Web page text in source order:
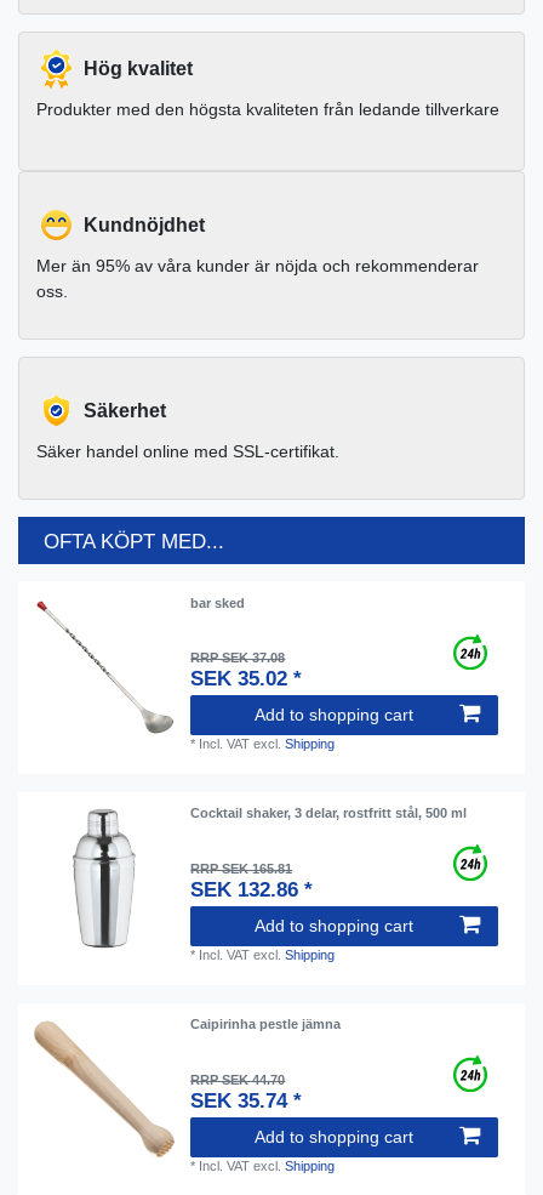
Hög kvalitet
Produkter med den högsta kvaliteten från ledande tillverkare
Kundnöjdhet
Mer än 95% av våra kunder är nöjda och rekommenderar
oss.
Säkerhet
Säker handel online med SSL-certifikat.
OFTA KÖPT MED...
bar sked
RRP SEK 37.08
SEK 35.02 *
Add to shopping cart
* Incl. VAT excl.Shipping
Cocktail shaker, 3 delar, rostfritt stål, 500 ml
RRP SEK 165.81
SEK 132.86 *
Add to shopping cart
* Incl. VAT excl.Shipping
Caipirinha pestle jämna
RRP SEK 44.70
SEK 35.74 *
Add to shopping cart
* Incl. VAT excl.Shipping